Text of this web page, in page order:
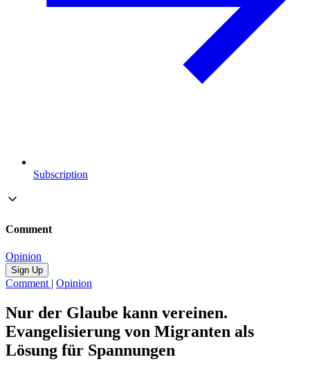
Subscription
Comment
Opinion
Sign Up
Comment | Opinion
Nur der Glaube kann vereinen.
Evangelisierung von Migranten als
Lösung für Spannungen